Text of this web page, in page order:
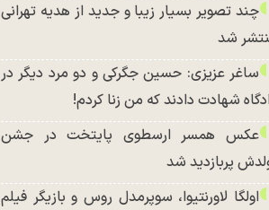
چند تصویر بسیار زیبا و جدید از هدیه تهرانی
شد
ساغر عزیزی: حسین جگرکی و دو مرد دیگر در
شهادت دادند که من زنا کردم!
عکس همسر ارسطوی پایتخت در جشن
پربازدید شد
اولگا لاورنتیوا، سوپرمدل روس و بازیگر فیلم